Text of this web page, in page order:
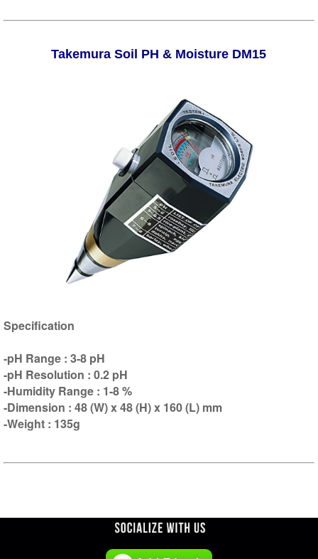
Takemura Soil PH & Moisture DM15
Specification
-pH Range : 3-8 pH
-pH Resolution : 0.2 pH
-Humidity Range : 1-8 %
-Dimension : 48 (W) x 48 (H) x 160 (L) mm
-Weight : 135g